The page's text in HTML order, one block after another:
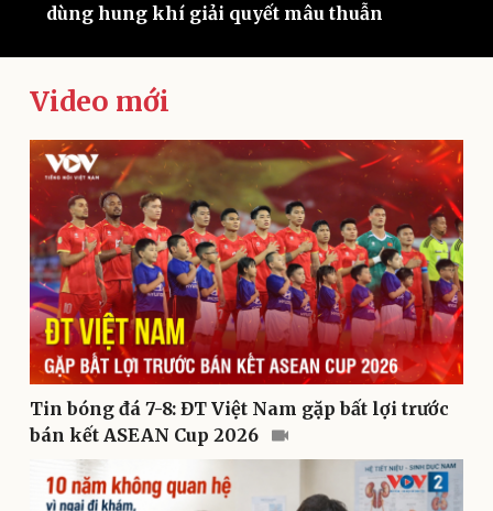
Kinh tế
Bất động sản
Khởi nghiệp
Thị trường
Giá vàng
Tiêu dùng
Tỷ giá
Giá cà phê
dùng hung khí giải quyết mâu thuẫn
Video mới
Tin bóng đá 7-8: ĐT Việt Nam gặp bất lợi trước
bán kết ASEAN Cup 2026